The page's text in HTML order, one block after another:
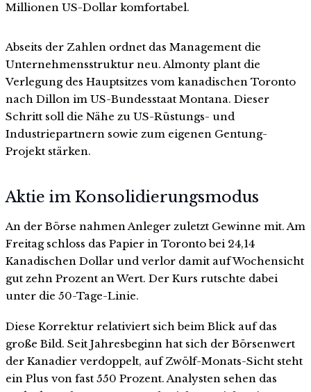
Millionen US-Dollar komfortabel.
Abseits der Zahlen ordnet das Management die
Unternehmensstruktur neu. Almonty plant die
Verlegung des Hauptsitzes vom kanadischen Toronto
nach Dillon im US-Bundesstaat Montana. Dieser
Schritt soll die Nähe zu US-Rüstungs- und
Industriepartnern sowie zum eigenen Gentung-
Projekt stärken.
Aktie im Konsolidierungsmodus
An der Börse nahmen Anleger zuletzt Gewinne mit. Am
Freitag schloss das Papier in Toronto bei 24,14
Kanadischen Dollar und verlor damit auf Wochensicht
gut zehn Prozent an Wert. Der Kurs rutschte dabei
unter die 50-Tage-Linie.
Diese Korrektur relativiert sich beim Blick auf das
große Bild. Seit Jahresbeginn hat sich der Börsenwert
der Kanadier verdoppelt, auf Zwölf-Monats-Sicht steht
ein Plus von fast 550 Prozent. Analysten sehen das